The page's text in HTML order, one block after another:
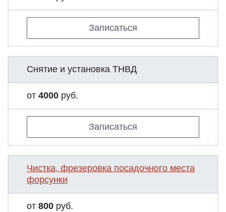
Записаться
Снятие и установка ТНВД
от 4000 руб.
Записаться
Чистка, фрезеровка посадочного места
форсунки
от 800 руб.